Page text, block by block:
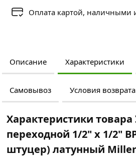
Оплата картой, наличными
Описание Характеристики
Самовывоз Условия возврата
Характеристики товара
переходной 1/2" х 1/2"
штуцер) латунный